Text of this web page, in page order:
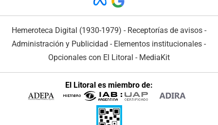
Hemeroteca Digital (1930-1979) - Receptorías de avisos -
Administración y Publicidad - Elementos institucionales -
Opcionales con El Litoral - MediaKit
El Litoral es miembro de: